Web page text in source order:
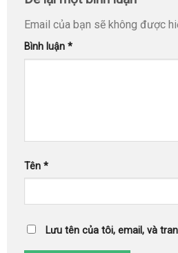
Email của bạn sẽ không được
Bình luận *
Tên *
Lưu tên của tôi, email, và